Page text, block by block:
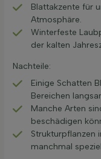
Blattakzente für
Atmosphäre.
Winterfeste
der kalten
Nachteile:
Einige Schatten
Bereichen
Manche Arten
beschädigen
Strukturpflanzen
manchmal